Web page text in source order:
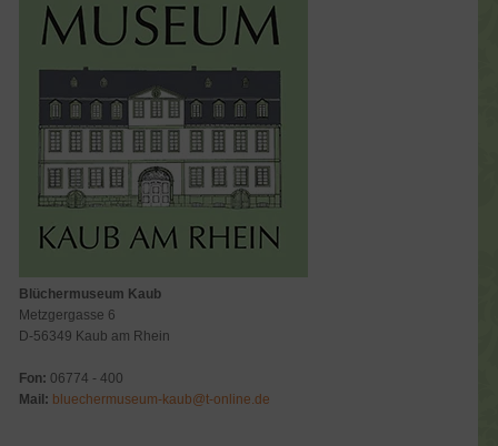
Blüchermuseum Kaub
Metzgergasse 6
D-56349 Kaub am Rhein
Fon: 06774 - 400
Mail: bluechermuseum-kaub@t-online.de